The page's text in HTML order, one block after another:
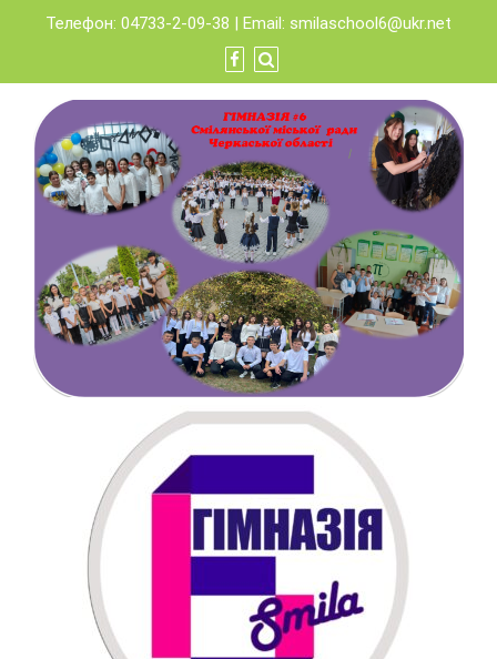
content
Телефон: 04733-2-09-38 | Email: smilaschool6@ukr.net